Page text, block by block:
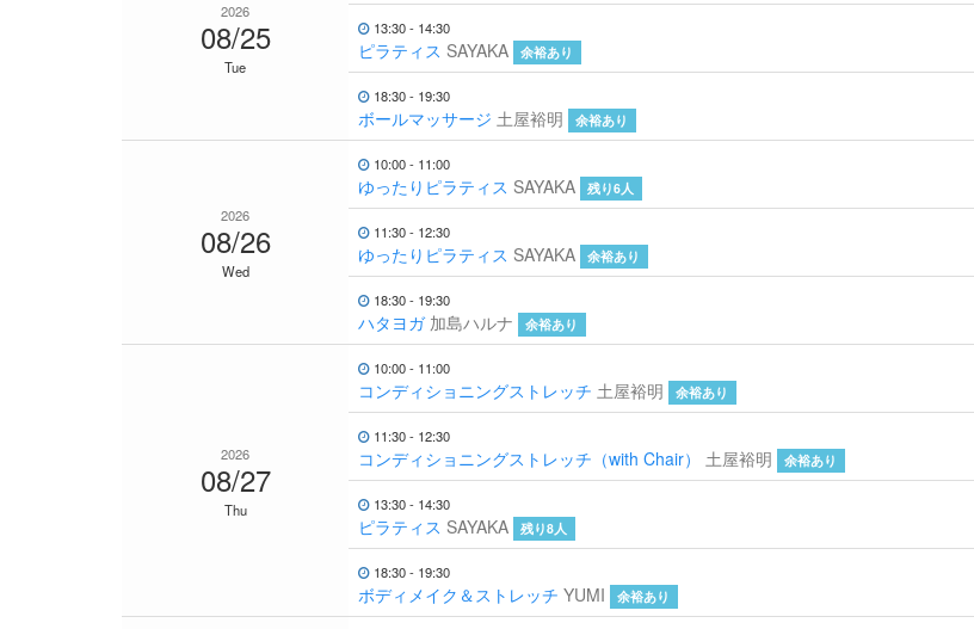
2026
08/25
Tue
13:30 - 14:30
ピラティス SAYAKA 余裕あり
18:30 - 19:30
ボールマッサージ 土屋裕明 余裕あり
2026
08/26
Wed
10:00 - 11:00
ゆったりピラティス SAYAKA 残り6人
11:30 - 12:30
ゆったりピラティス SAYAKA 余裕あり
18:30 - 19:30
ハタヨガ 加島ハルナ 余裕あり
2026
08/27
Thu
10:00 - 11:00
コンディショニングストレッチ 土屋裕明 余裕あり
11:30 - 12:30
コンディショニングストレッチ（with Chair） 土屋裕明 余裕あり
13:30 - 14:30
ピラティス SAYAKA 残り8人
18:30 - 19:30
ボディメイク＆ストレッチ YUMI 余裕あり